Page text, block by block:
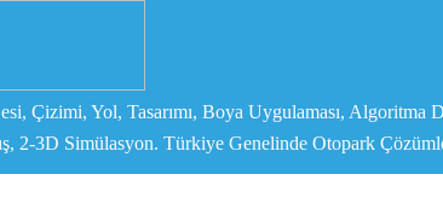
Çizimi, Yol, Tasarımı, Boya Uygulaması, Algoritma
2-3D Simülasyon. Türkiye Genelinde Otopark